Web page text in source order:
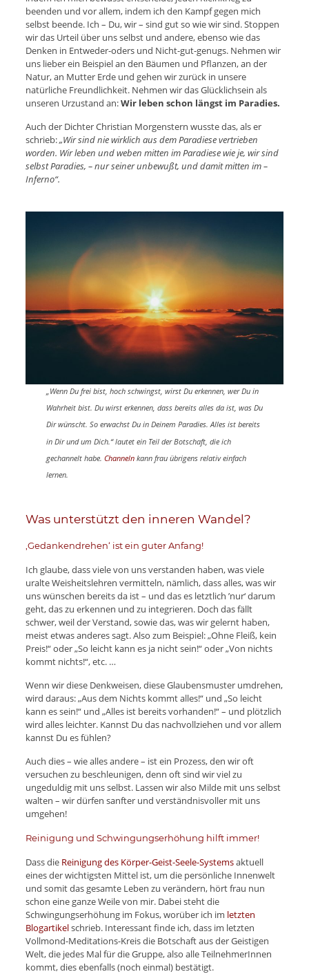
beenden und vor allem, indem ich den Kampf gegen mich
selbst beende. Ich – Du, wir – sind gut so wie wir sind. Stoppen
wir das Urteil über uns selbst und andere, ebenso wie das
Denken in Entweder-oders und Nicht-gut-genugs. Nehmen wir
uns lieber ein Beispiel an den Bäumen und Pflanzen, an der
Natur, an Mutter Erde und gehen wir zurück in unsere
natürliche Freundlichkeit. Nehmen wir das Glücklichsein als
unseren Urzustand an:Wir leben schon längst im Paradies.
Auch der Dichter Christian Morgenstern wusste das, als er
schrieb:„Wir sind nie wirklich aus dem Paradiese vertrieben
worden. Wir leben und weben mitten im Paradiese wie je, wir sind
selbst Paradies, – nur seiner unbewußt, und damit mitten im –
Inferno“.
„Wenn Du frei bist, hoch schwingst, wirst Du erkennen, wer Du in
Wahrheit bist. Du wirst erkennen, dass bereits alles da ist, was Du
Dir wünscht. So erwachst Du in Deinem Paradies. Alles ist bereits
in Dir und um Dich.“ lautet ein Teil der Botschaft, die ich
gechannelt habe. Channelnkann frau übrigens relativ einfach
lernen.
Was unterstützt den inneren Wandel?
‚Gedankendrehen‘ ist ein guter Anfang!
Ich glaube, dass viele von uns verstanden haben, was viele
uralte Weisheitslehren vermitteln, nämlich, dass alles, was wir
uns wünschen bereits da ist – und das es letztlich ’nur‘ darum
geht, das zu erkennen und zu integrieren. Doch das fällt
schwer, weil der Verstand, sowie das, was wir gelernt haben,
meist etwas anderes sagt. Also zum Beispiel: „Ohne Fleiß, kein
Preis!“ oder „So leicht kann es ja nicht sein!“ oder „Von nichts
kommt nichts!“, etc. …
Wenn wir diese Denkweisen, diese Glaubensmuster umdrehen,
wird daraus: „Aus dem Nichts kommt alles!“ und „So leicht
kann es sein!“ und „Alles ist bereits vorhanden!“ – und plötzlich
wird alles leichter. Kannst Du das nachvollziehen und vor allem
kannst Du es fühlen?
Auch dies – wie alles andere – ist ein Prozess, den wir oft
versuchen zu beschleunigen, denn oft sind wir viel zu
ungeduldig mit uns selbst. Lassen wir also Milde mit uns selbst
walten – wir dürfen sanfter und verständnisvoller mit uns
umgehen!
Reinigung und Schwingungserhöhung hilft immer!
Dass die Reinigung des Körper-Geist-Seele-Systemsaktuell
eines der wichtigsten Mittel ist, um die persönliche Innenwelt
und somit das gesamte Leben zu verändern, hört frau nun
schon eine ganze Weile von mir. Dabei steht die
Schwingungserhöhung im Fokus, worüber ich im letzten
Blogartikelschrieb. Interessant finde ich, dass im letzten
Vollmond-Meditations-Kreis die Botschaft aus der Geistigen
Welt, die jedes Mal für die Gruppe, also alle TeilnehmerInnen
kommt, dies ebenfalls (noch einmal) bestätigt.